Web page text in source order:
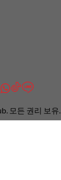
모든 권리 보유.